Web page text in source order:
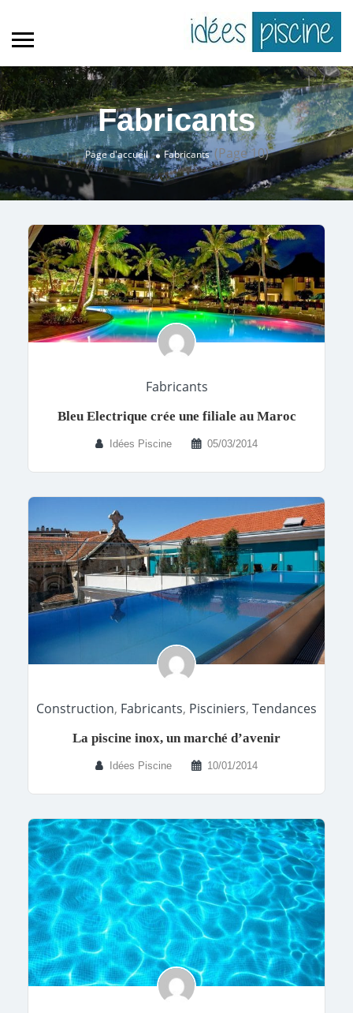
Fabricants
Page d'accueil Fabricants(Page 10)
Fabricants
Bleu Electrique crée une filiale au Maroc
Idées Piscine 05/03/2014
Construction, Fabricants, Pisciniers, Tendances
La piscine inox, un marché d’avenir
Idées Piscine 10/01/2014